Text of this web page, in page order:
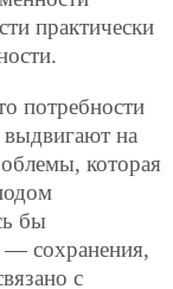
практически
потребности
выдвигают на
которая
бы
— сохранения,
с